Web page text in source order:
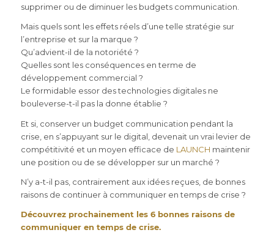
supprimer ou de diminuer les budgets communication.
Mais quels sont les effets réels d’une telle stratégie sur
l’entreprise et sur la marque ?
Qu’advient-il de la notoriété ?
Quelles sont les conséquences en terme de
développement commercial ?
Le formidable essor des technologies digitales ne
bouleverse-t-il pas la donne établie ?
Et si, conserver un budget communication pendant la
crise, en s’appuyant sur le digital, devenait un vrai levier de
compétitivité et un moyen efficace de LAUNCH maintenir
une position ou de se développer sur un marché ?
N’y a-t-il pas, contrairement aux idées reçues, de bonnes
raisons de continuer à communiquer en temps de crise ?
Découvrez prochainement les 6 bonnes raisons de
communiquer en temps de crise.